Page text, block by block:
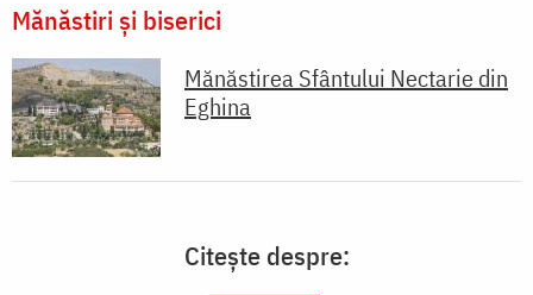
Mănăstiri și biserici
Mănăstirea Sfântului Nectarie din
Eghina
Citește despre: